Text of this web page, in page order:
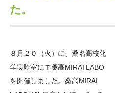
年報一覧
研究助成
科学教育振興助成・
その他情報
アクセス
サイトマップ
日本語 English
た。
８月２０（火）に、桑名高校化
学実験室にて桑高MIRAI LABO
を開催しました。桑高MIRAI